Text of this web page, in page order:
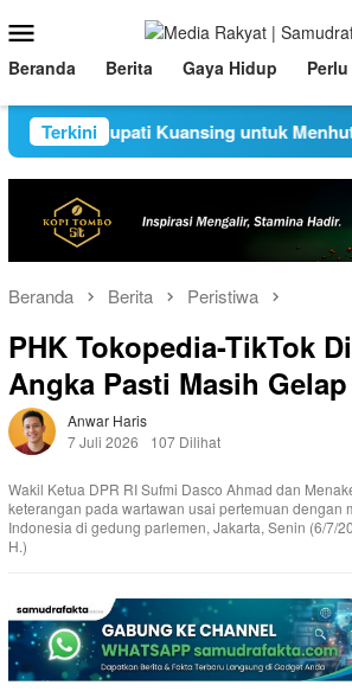
ke
kontenMobile
Beranda Berita Gaya Hidup
Terkini
Bupati Kuansing untuk Menhut
Beranda Berita Peristiwa
PHK Tokopedia-TikTok
Angka Pasti Masih Gelap
Anwar Haris
7 Juli 2026
107 Dilihat
Wakil Ketua DPR RI Sufmi Dasco Ahmad dan
keterangan pada wartawan usai pertemuan dengan
Indonesia di gedung parlemen, Jakarta, Senin (6/7/
H.)